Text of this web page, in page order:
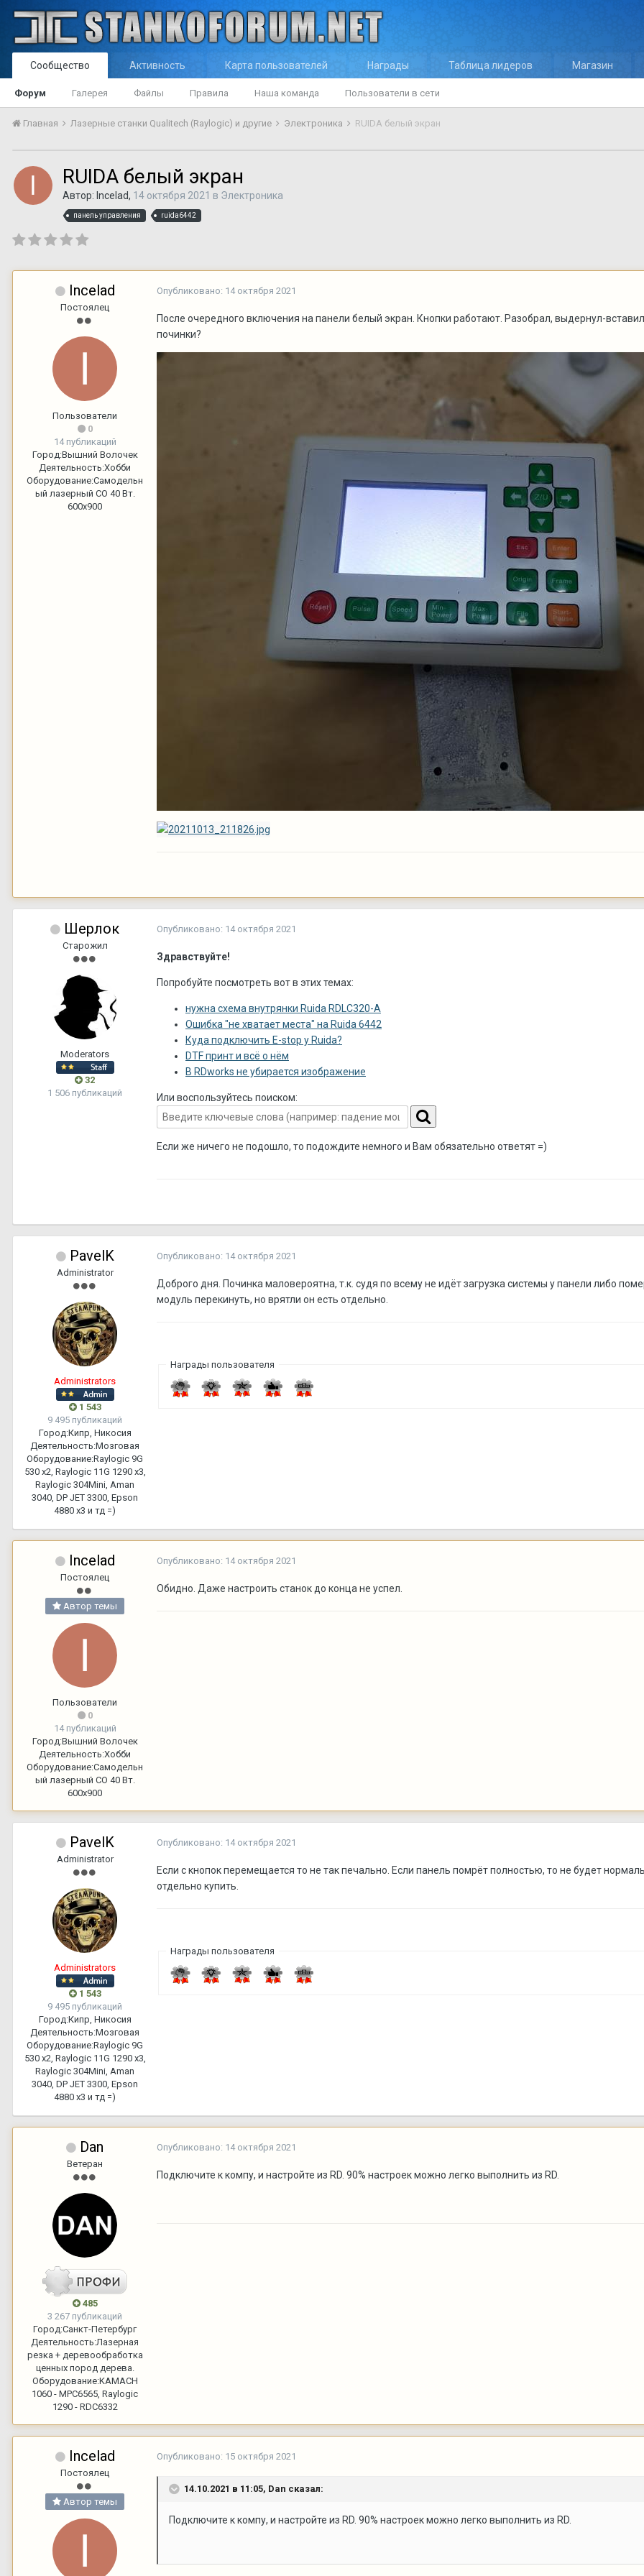
Сообщество
Форум Галерея Файлы Правила Наша команда Пользователи в сети
Активность Карта пользователей Награды Таблица лидеров Магазин
Главная Лазерные станки Qualitech (Raylogic) и другие Электроника RUIDA белый экран
RUIDA белый экран
Автор: Incelad, 14 октября 2021 в Электроника
панель управления ruida6442
Incelad
Постоялец
Пользователи
0
14 публикаций
Город:Вышний Волочек
Деятельность:Хобби
Оборудование:Самодельн
ый лазерный СО 40 Вт.
600х900
Опубликовано: 14 октября 2021
После очередного включения на панели белый экран. Кнопки работают. Разобрал, выдернул-
починки?
Шерлок
Старожил
Moderators
32
1 506 публикаций
Опубликовано: 14 октября 2021
Здравствуйте!
Попробуйте посмотреть вот в этих темах:
нужна схема внутрянки Ruida RDLC320-A
Ошибка "не хватает места" на Ruida 6442
Куда подключить E-stop у Ruida?
DTF принт и всё о нём
В RDworks не убирается изображение
Или воспользуйтесь поиском:
Если же ничего не подошло, то подождите немного и Вам обязательно ответят =)
PavelK
Administrator
Administrators
1 543
9 495 публикаций
Город:Кипр, Никосия
Деятельность:Мозговая
Оборудование:Raylogic 9G
530 х2, Raylogic 11G 1290 х3,
Raylogic 304Mini, Aman
3040, DP JET 3300, Epson
4880 x3 и тд =)
Опубликовано: 14 октября 2021
Доброго дня. Починка маловероятна, т.к. судя по всему не идёт загрузка системы у панели либо
модуль перекинуть, но врятли он есть отдельно.
Награды пользователя
Incelad
Постоялец
Автор темы
Пользователи
0
14 публикаций
Город:Вышний Волочек
Деятельность:Хобби
Оборудование:Самодельн
ый лазерный СО 40 Вт.
600х900
Опубликовано: 14 октября 2021
Обидно. Даже настроить станок до конца не успел.
PavelK
Administrator
Administrators
1 543
9 495 публикаций
Город:Кипр, Никосия
Деятельность:Мозговая
Оборудование:Raylogic 9G
530 х2, Raylogic 11G 1290 х3,
Raylogic 304Mini, Aman
3040, DP JET 3300, Epson
4880 x3 и тд =)
Опубликовано: 14 октября 2021
Если с кнопок перемещается то не так печально. Если панель помрёт полностью, то не будет
отдельно купить.
Награды пользователя
Dan
Ветеран
485
3 267 публикаций
Город:Санкт-Петербург
Деятельность:Лазерная
резка + деревообработка
ценных пород дерева.
Оборудование:KAMACH
1060 - MPC6565, Raylogic
1290 - RDC6332
Опубликовано: 14 октября 2021
Подключите к компу, и настройте из RD. 90% настроек можно легко выполнить из RD.
Incelad
Постоялец
Автор темы
Опубликовано: 15 октября 2021
14.10.2021 в 11:05, Dan сказал:
Подключите к компу, и настройте из RD. 90% настроек можно легко выполнить из RD.